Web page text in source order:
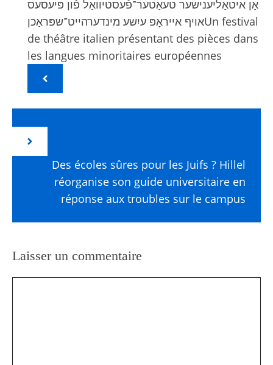
אַן איטאַליענישער טעאַטער־פֿעסטיוואַל פֿון פּיעסעס
אויף אייראָפּ עיִשע מינדערהייט־שפּראַכןUn festival
de théâtre italien présentant des pièces dans
les langues minoritaires européennes
Des écoles sûres pour les Juifs ? Hillel
réorganise son guide universitaire en
réponse aux troubles sur le campus
Laisser un commentaire